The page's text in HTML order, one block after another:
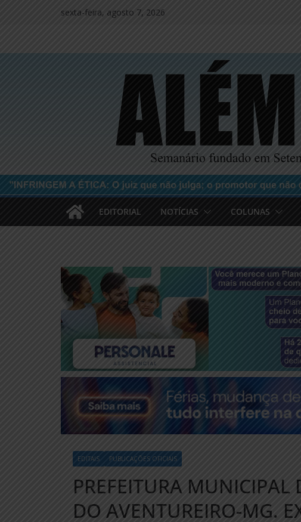
sexta-feira, agosto 7, 2026
EDITORIAL NOTÍCIAS COLUNAS
EDITAIS PUBLICAÇÕES OFICIAIS
PREFEITURA
DO AVENTUREIRO-MG.